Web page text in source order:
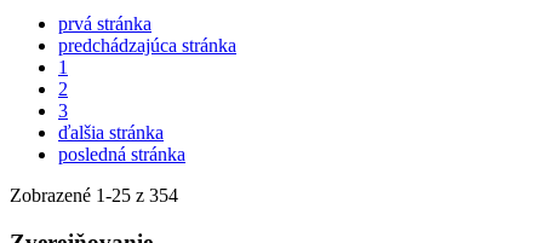
prvá stránka
predchádzajúca stránka
1
2
3
ďalšia stránka
posledná stránka
Zobrazené 1-25 z 354